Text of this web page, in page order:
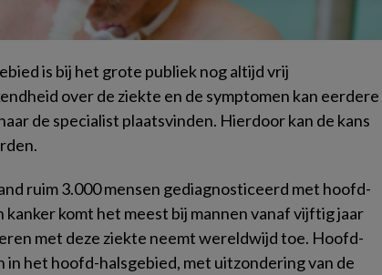
is bij het grote publiek nog altijd vrij
over de ziekte en de symptomen kan eerdere
de specialist plaatsvinden. Hierdoor kan de kans
ruim 3.000 mensen gediagnosticeerd met hoofd-
kanker komt het meest bij mannen vanaf vijftig jaar
met deze ziekte neemt wereldwijd toe. Hoofd-
in het hoofd-halsgebied, met uitzondering van de